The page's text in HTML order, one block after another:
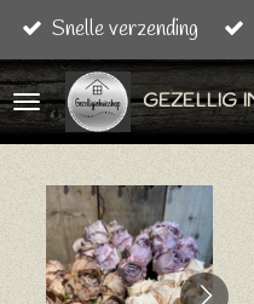
Ga
direct
naar
de
hoofdinhoud
Snelle verzending